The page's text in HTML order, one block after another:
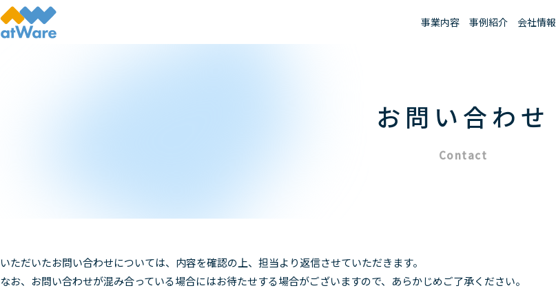
事業内容 事例紹介 会社情報
お問い合わせ
Contact
いただいたお問い合わせについては、内容を確認の上、担当より返信させていただきます。
なお、お問い合わせが混み合っている場合にはお待たせする場合がございますので、あらかじめご了承ください。